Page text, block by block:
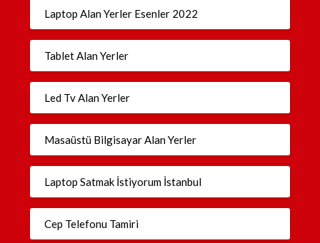
Laptop Alan Yerler Esenler 2022
Tablet Alan Yerler
Led Tv Alan Yerler
Masaüstü Bilgisayar Alan Yerler
Laptop Satmak İstiyorum İstanbul
Cep Telefonu Tamiri